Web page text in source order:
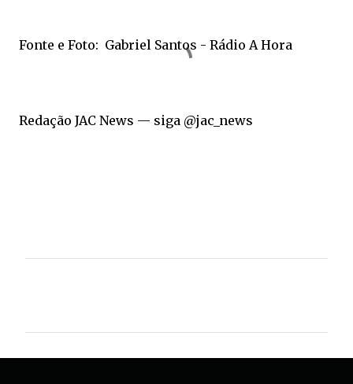
Fonte e Foto: Gabriel Santos - Rádio A Hora
Redação JAC News — siga @jac_news